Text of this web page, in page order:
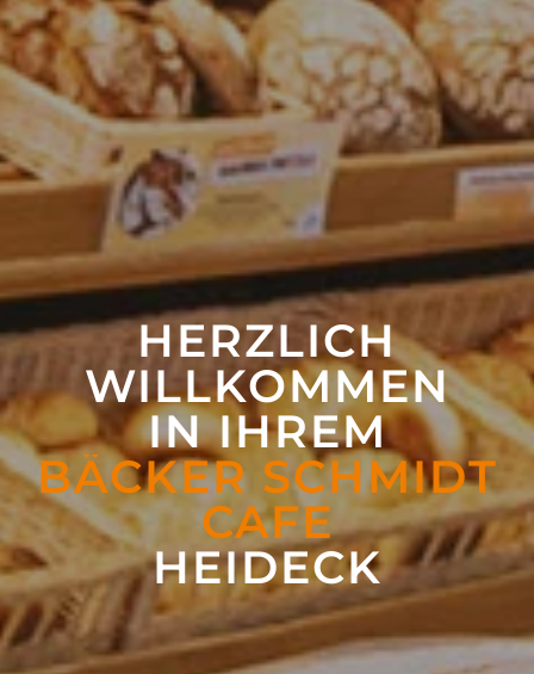
HERZLICH
WILLKOMMEN
IN IHREM
BÄCKER SCHMIDT
CAFE
HEIDECK